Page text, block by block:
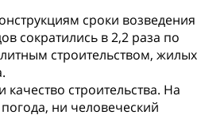
сроки возведения
сократились в 2,2 раза по
строительством, жилых
качество строительства. На
ни человеческий